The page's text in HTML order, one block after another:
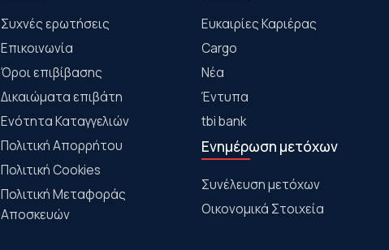
Συχνές ερωτήσεις
Επικοινωνία
Όροι επιβίβασης
Δικαιώματα επιβάτη
Ενότητα Καταγγελιών
Πολιτική Απορρήτου
Πολιτική Cookies
Πολιτική Μεταφοράς
Αποσκευών
Ευκαιρίες Καριέρας
Cargo
Νέα
Έντυπα
tbi bank
Ενημέρωση μετόχων
Συνέλευση μετόχων
Οικονομικά Στοιχεία